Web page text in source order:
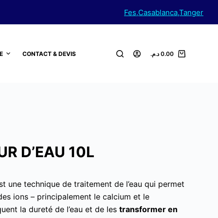
Fes,Casablanca,Tanger
CONTACT & DEVIS
Panier
0.00 د.م.
D’EAU 10L
une technique de traitement de l’eau qui permet
ions – principalement le calcium et le
la dureté de l’eau et de les transformer en